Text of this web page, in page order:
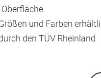
und Farben
den TÜV Rheinland